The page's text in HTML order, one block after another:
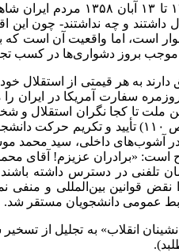
از زمان پیروزی انقلاب
داشتند و چه نداشتند- چون
است، اما واقعیت آن است
موجب بروز دشواری‌ها در کسب
به هر قیمتی از
سفارت آمریکا در
ملت تا کجا نگران استقلال
نمی‌کرد…» (جعفری، محمد، گروگانگیری
داخلی، سید محمد
است: «برادران عزیزم! آقای
قوانین بین‌المللی و
عمومی دانشجویان مستقر شد.
انقلاب» به تجلیل از